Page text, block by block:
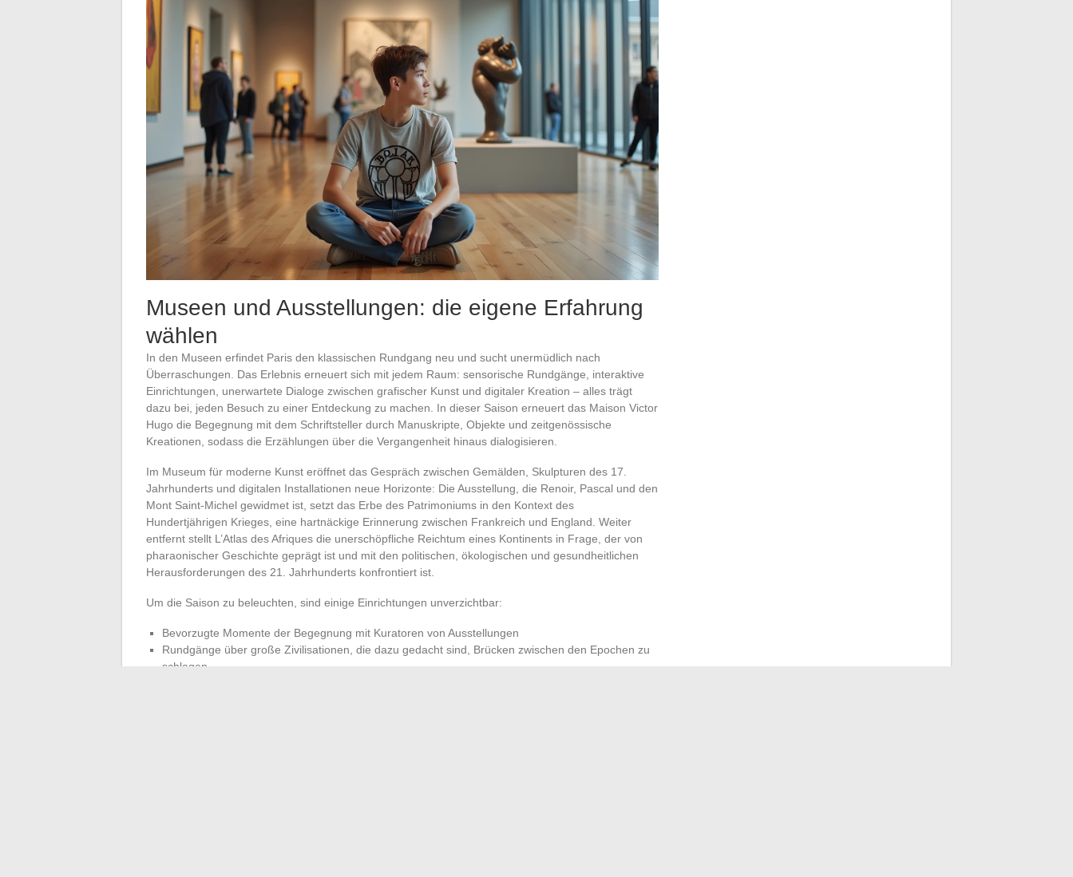
Museen und Ausstellungen: die eigene Erfahrung
wählen
In den Museen erfindet Paris den klassischen Rundgang neu und sucht unermüdlich nach
Überraschungen. Das Erlebnis erneuert sich mit jedem Raum: sensorische Rundgänge, interaktive
Einrichtungen, unerwartete Dialoge zwischen grafischer Kunst und digitaler Kreation – alles trägt
dazu bei, jeden Besuch zu einer Entdeckung zu machen. In dieser Saison erneuert das Maison Victor
Hugo die Begegnung mit dem Schriftsteller durch Manuskripte, Objekte und zeitgenössische
Kreationen, sodass die Erzählungen über die Vergangenheit hinaus dialogisieren.
Im Museum für moderne Kunst eröffnet das Gespräch zwischen Gemälden, Skulpturen des 17.
Jahrhunderts und digitalen Installationen neue Horizonte: Die Ausstellung, die Renoir, Pascal und den
Mont Saint-Michel gewidmet ist, setzt das Erbe des Patrimoniums in den Kontext des
Hundertjährigen Krieges, eine hartnäckige Erinnerung zwischen Frankreich und England. Weiter
entfernt stellt L’Atlas des Afriques die unerschöpfliche Reichtum eines Kontinents in Frage, der von
pharaonischer Geschichte geprägt ist und mit den politischen, ökologischen und gesundheitlichen
Herausforderungen des 21. Jahrhunderts konfrontiert ist.
Um die Saison zu beleuchten, sind einige Einrichtungen unverzichtbar:
Bevorzugte Momente der Begegnung mit Kuratoren von Ausstellungen
Rundgänge über große Zivilisationen, die dazu gedacht sind, Brücken zwischen den Epochen zu
schlagen